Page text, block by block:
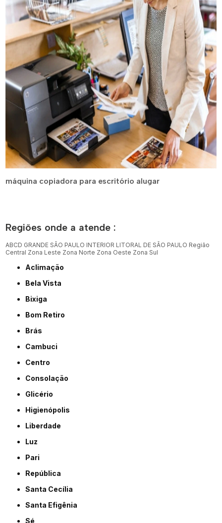
máquina copiadora para escritório alugar
Regiões onde a atende :
ABCD GRANDE SÃO PAULO INTERIOR LITORAL DE SÃO PAULO Região
Central Zona Leste Zona Norte Zona Oeste Zona Sul
Aclimação
Bela Vista
Bixiga
Bom Retiro
Brás
Cambuci
Centro
Consolação
Glicério
Higienópolis
Liberdade
Luz
Pari
República
Santa Cecília
Santa Efigênia
Sé